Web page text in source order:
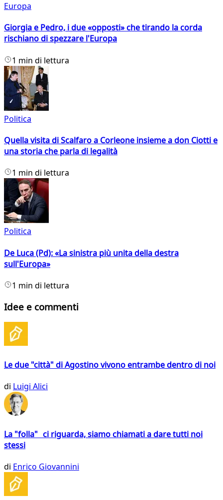
Europa
Giorgia e Pedro, i due «opposti» che tirando la corda
rischiano di spezzare l'Europa
1 min di lettura
Politica
Quella visita di Scalfaro a Corleone insieme a don Ciotti e
una storia che parla di legalità
1 min di lettura
Politica
De Luca (Pd): «La sinistra più unita della destra
sull'Europa»
1 min di lettura
Idee e commenti
Le due "città" di Agostino vivono entrambe dentro di noi
di Luigi Alici
La "folla" ci riguarda, siamo chiamati a dare tutti noi
stessi
di Enrico Giovannini